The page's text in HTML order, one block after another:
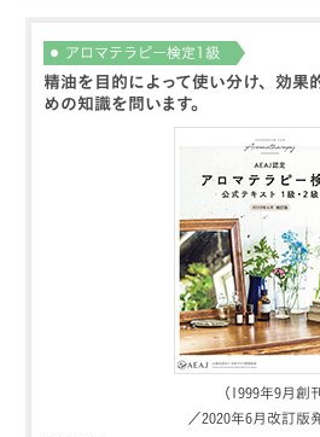
精油を目的によって使い分け、効果
めの知識を問います。
（1999年9月創
／2020年6月改訂版